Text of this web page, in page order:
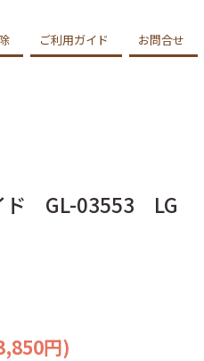
ご利用ガイド お問合せ
ド GL-03553 LG
円)